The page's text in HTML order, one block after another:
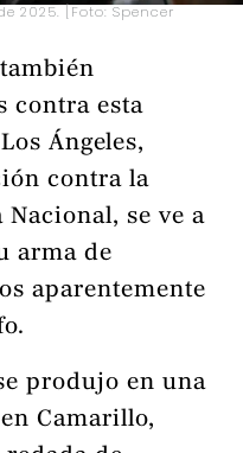
2025. [Foto: Spencer
contra esta
Ángeles,
contra la
se ve a
arma de
aparentemente
produjo en una
en Camarillo,